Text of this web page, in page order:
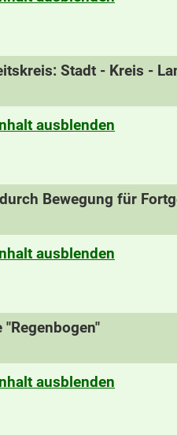
Stadt - Kreis -
ausblenden
Bewegung für
ausblenden
ausblenden